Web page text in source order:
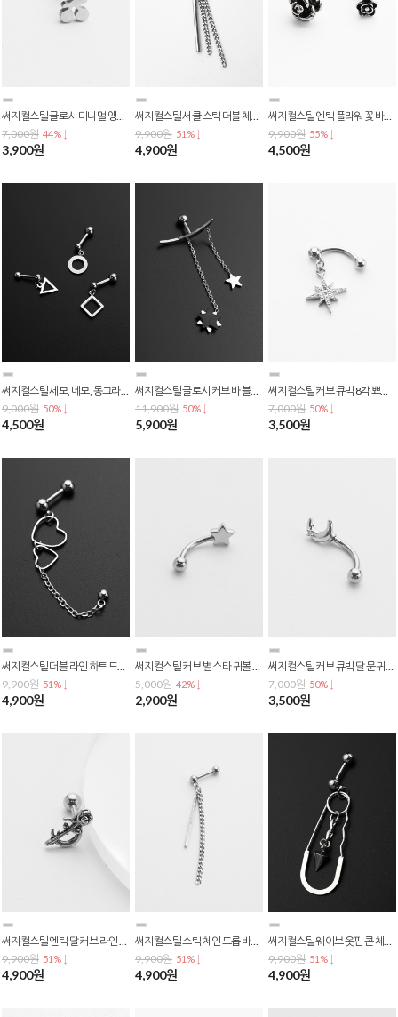
7,000원 44% ↓
3,900원
9,900원 51% ↓
4,900원
써지컬스틸 엔틱 플라워 꽃 바벨 피어싱 P-0718
9,900원 55% ↓
4,500원
써지컬스틸 세모, 네모, 동그라미 펜던트 드롭 스타일 바벨 피어싱 P-0716
9,000원 50% ↓
4,500원
써지컬스틸 글로시 커브 바 블랙 더블 별 체인 드롭 바벨 피어싱 P-0714
11,900원 50% ↓
5,900원
써지컬스틸 커브 큐빅 8각 뾰족 별 귀볼 눈썹 배꼽 바나나 바벨 피어싱 P-0712
7,000원 50% ↓
3,500원
써지컬스틸 더블 라인 하트 드롭 체인 바벨 피어싱 P-0709
9,900원 51% ↓
4,900원
5,000원 42% ↓
2,900원
7,000원 50% ↓
3,500원
써지컬스틸 엔틱 달 커브 라인 플라워 장미 꽃 바벨 피어싱 P-0703
9,900원 51% ↓
4,900원
써지컬스틸 스틱 체인 드롭 바벨 피어싱 P-0702
9,900원 51% ↓
4,900원
써지컬스틸 웨이브 옷핀 콘 체인 포인트 드롭 바벨 피어싱 P-0701
9,900원 51% ↓
4,900원